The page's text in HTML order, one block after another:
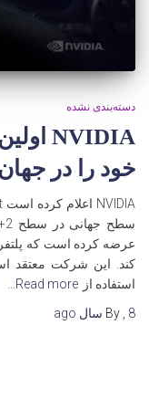
دسته‌بندی نشده
خود را در
کند. این شرکت معتقد
استفاده از Read more…
By
8 سال